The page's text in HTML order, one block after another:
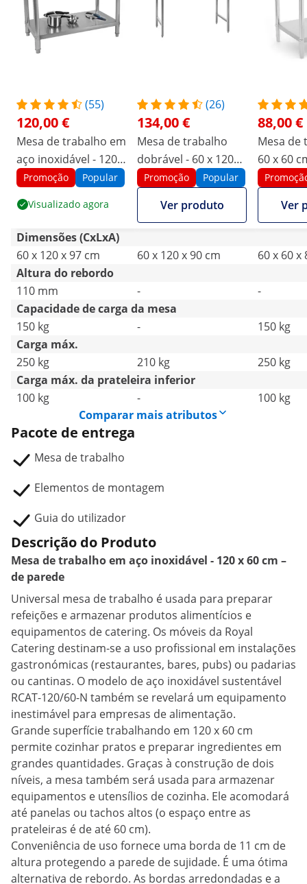
(55)
120,00 €
Mesa de trabalho em
aço inoxidável - 120 x
60 cm - 250 kg - de
Promoção Popular
Visualizado agora
(26)
134,00 €
Mesa de trabalho
dobrável - 60 x 120
cm - aço inoxidável
Promoção Popular
Ver produto
88,00 €
Mesa de
60 x 60
aço
Ver
Dimensões (CxLxA)
60 x 120 x 97 cm
60 x 120 x 90 cm
60 x 60 x
Altura do rebordo
110 mm
-
-
Capacidade de carga da mesa
150 kg
-
150 kg
Carga máx.
250 kg
210 kg
250 kg
Carga máx. da prateleira inferior
100 kg
-
100 kg
Comparar mais atributos
Pacote de entrega
Mesa de trabalho
Elementos de montagem
Guia do utilizador
Descrição do Produto
Mesa de trabalho em aço inoxidável - 120 x 60 cm –
de parede
Universal mesa de trabalho é usada para preparar
refeições e armazenar produtos alimentícios e
equipamentos de catering. Os móveis da Royal
Catering destinam-se a uso profissional em instalações
gastronómicas (restaurantes, bares, pubs) ou padarias
ou cantinas. O modelo de aço inoxidável sustentável
RCAT-120/60-N também se revelará um equipamento
inestimável para empresas de alimentação.
Grande superfície trabalhando em 120 x 60 cm
permite cozinhar pratos e preparar ingredientes em
grandes quantidades. Graças à construção de dois
níveis, a mesa também será usada para armazenar
equipamentos e utensílios de cozinha. Ele acomodará
até panelas ou tachos altos (o espaço entre as
prateleiras é de até 60 cm).
Conveniência de uso fornece uma borda de 11 cm de
altura protegendo a parede de sujidade. É uma ótima
alternativa de rebordo. As bordas arredondadas e a